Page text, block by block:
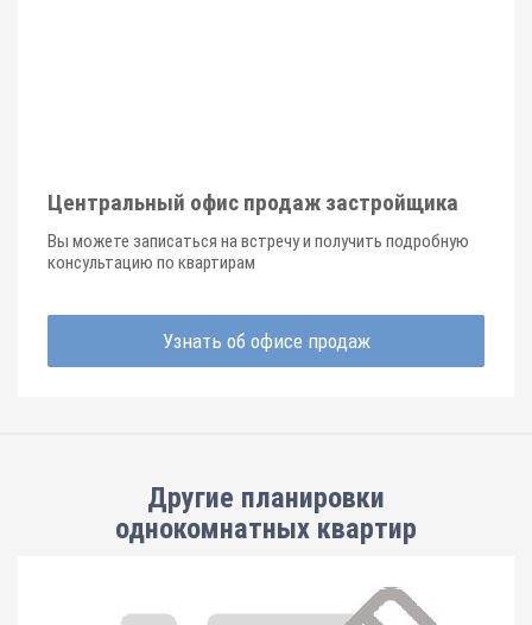
Центральный офис продаж застройщика
Вы можете записаться на встречу и получить подробную
консультацию по квартирам
Узнать об офисе продаж
Другие планировки
однокомнатных квартир